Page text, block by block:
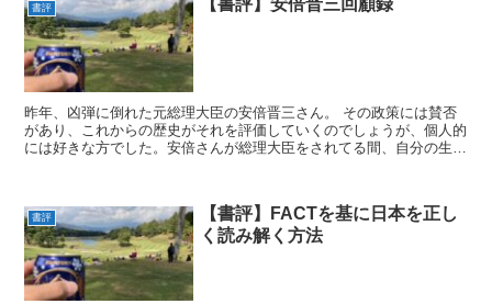
書評 【書評】安倍晋三回顧録
昨年、凶弾に倒れた元総理大臣の安倍晋三さん。 その政策には賛否
があり、これからの歴史がそれを評価していくのでしょうが、個人的
には好きな方でした。安倍さんが総理大臣をされてる間、自分の生活
書評
【書評】FACTを基に日本を正し
く読み解く方法